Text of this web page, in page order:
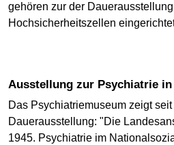
gehören zur der
Hochsicherheitszellen
Ausstellung zur Psychiatrie
Das Psychiatriemuseum zeigt
Dauerausstellung: "Die
1945. Psychiatrie im